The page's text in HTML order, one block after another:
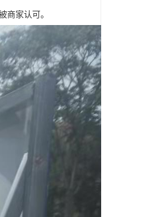
商家认可。